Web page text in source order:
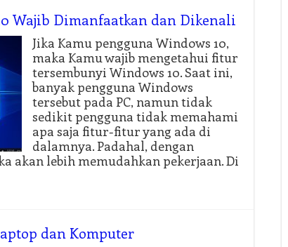
Wajib Dimanfaatkan dan Dikenali
Jika Kamu pengguna Windows 10,
maka Kamu wajib mengetahui fitur
tersembunyi Windows 10. Saat ini,
banyak pengguna Windows
tersebut pada PC, namun tidak
sedikit pengguna tidak memahami
apa saja fitur-fitur yang ada di
dalamnya. Padahal, dengan
akan lebih memudahkan pekerjaan. Di
dan Komputer